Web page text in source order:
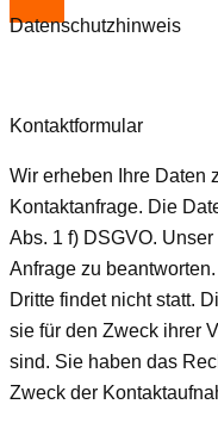
Datenschutzhinweis
Kontaktformular
Wir erheben Ihre Daten
Kontaktanfrage. Die
Abs. 1 f) DSGVO.
Anfrage zu
Dritte findet nicht statt.
sie für den Zweck ihrer
sind. Sie haben das
Zweck der